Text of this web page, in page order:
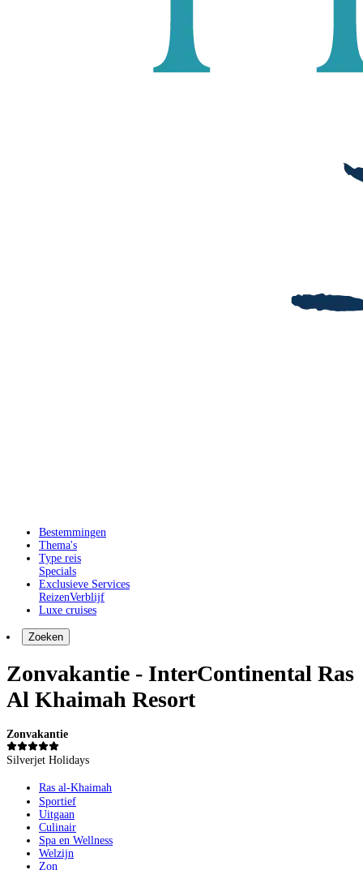
Bestemmingen
Thema's
Type reis
Specials
Exclusieve Services
ReizenVerblijf
Luxe cruises
Zoeken
Zonvakantie - InterContinental Ras
Al Khaimah Resort
Zonvakantie
Silverjet Holidays
Ras al-Khaimah
Sportief
Uitgaan
Culinair
Spa en Wellness
Welzijn
Zon